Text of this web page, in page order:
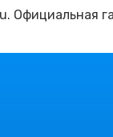
Официальная